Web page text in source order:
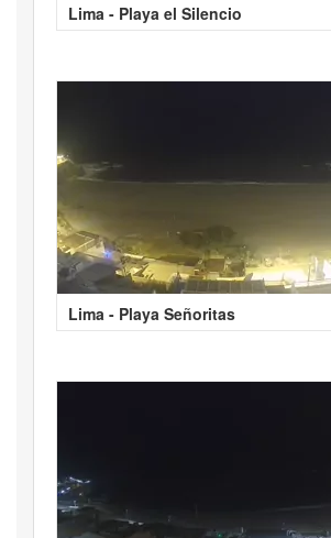
Lima - Playa el Silencio
Lima - Playa Señoritas